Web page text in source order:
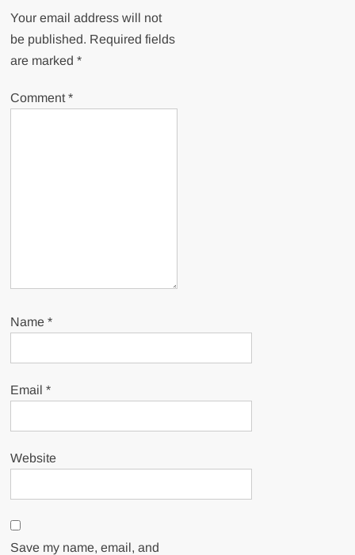
Your email address will not
be published. Required fields
are marked*
Comment*
Name*
Email*
Website
Save my name, email, and